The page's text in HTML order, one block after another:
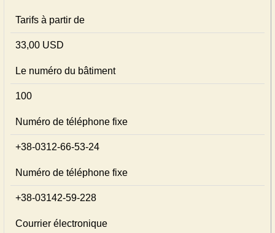
Tarifs à partir de
33,00 USD
Le numéro du bâtiment
100
Numéro de téléphone fixe
+38-0312-66-53-24
Numéro de téléphone fixe
+38-03142-59-228
Courrier électronique